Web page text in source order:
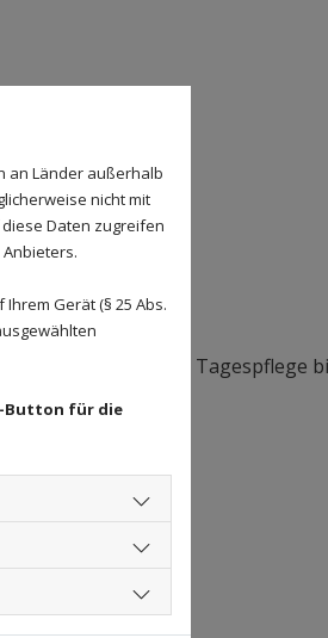
im Rahmen der Tagespflege
an Länder außerhalb
nicht mit
Daten zugreifen
Gerät (§ 25 Abs.
Button für die